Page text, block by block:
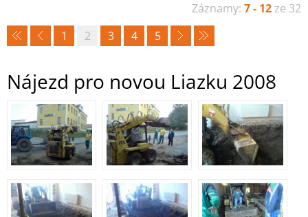
Záznamy: 7 - 12ze 32
1
2 3 4 5
Nájezd pro novou Liazku 2008